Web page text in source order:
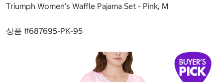
Triumph Women's Waffle Pajama Set - Pink, M
상품 #687695-PK-95